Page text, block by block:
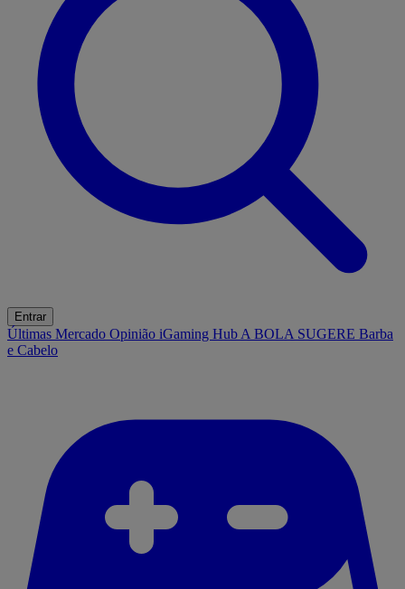
Entrar
Últimas Mercado Opinião iGaming Hub A BOLA SUGERE Barba
e Cabelo